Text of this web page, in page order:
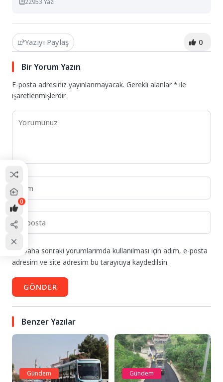
22953 Yazı
Yazıyı Paylaş 0
Bir Yorum Yazın
E-posta adresiniz yayınlanmayacak. Gerekli alanlar* ile
işaretlenmişlerdir
Daha sonraki yorumlarımda kullanılması için adım, e-posta
adresim ve site adresim bu tarayıcıya kaydedilsin.
GÖNDER
Benzer Yazılar
Gündem Gündem
0